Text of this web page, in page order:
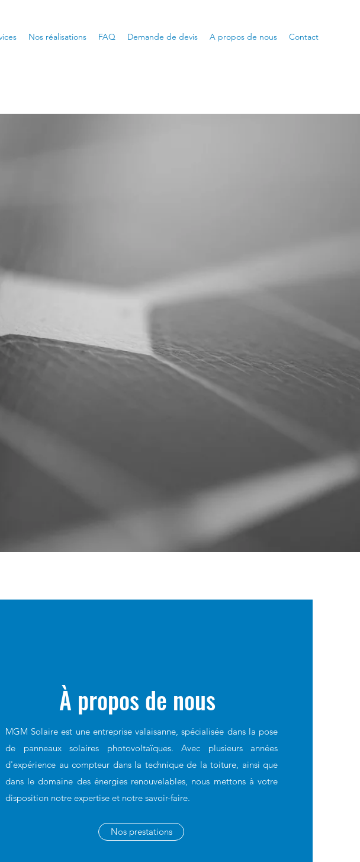
Nos réalisations FAQ Demande de devis A propos de nous Contact
À propos de nous
MGM Solaire est une entreprise valaisanne, spécialisée dans la pose
de panneaux solaires photovoltaïques. Avec plusieurs années
d'expérience au compteur dans la technique de la toiture, ainsi que
dans le domaine des énergies renouvelables, nous mettons à votre
disposition notre expertise et notre savoir-faire.
Nos prestations